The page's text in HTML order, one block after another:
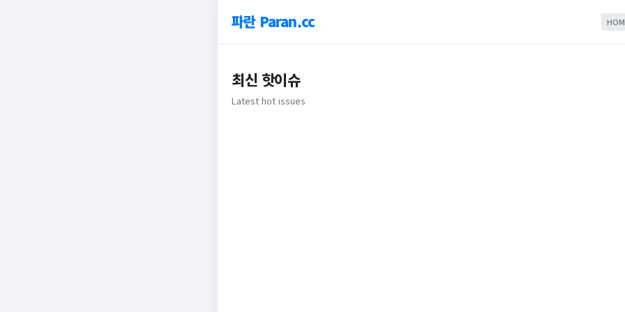
파란 Paran.cc
최신 핫이슈
Latest hot issues